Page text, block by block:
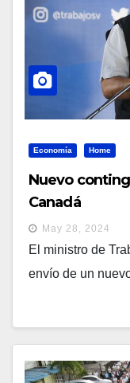
Economía Home
Nuevo
Canadá
May 28, 2024
El ministro de
envío de un